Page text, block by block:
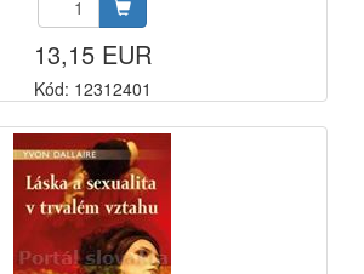
13,15 EUR
Kód: 12312401